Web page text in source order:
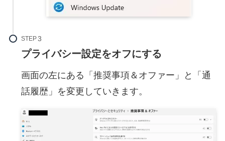
STEP
プライバシー設定をオフにする
画面の左にある「推奨事項＆オファー」と「通
話履歴」を変更していきます。